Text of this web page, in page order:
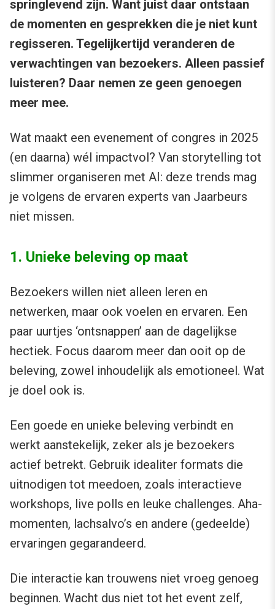
springlevend zijn. Want juist daar ontstaan
de momenten en gesprekken die je niet kunt
regisseren. Tegelijkertijd veranderen de
verwachtingen van bezoekers. Alleen passief
luisteren? Daar nemen ze geen genoegen
meer mee.
Wat maakt een evenement of congres in 2025
(en daarna) wél impactvol? Van storytelling tot
slimmer organiseren met AI: deze trends mag
je volgens de ervaren experts van Jaarbeurs
niet missen.
1. Unieke beleving op maat
Bezoekers willen niet alleen leren en
netwerken, maar ook voelen en ervaren. Een
paar uurtjes ‘ontsnappen’ aan de dagelijkse
hectiek. Focus daarom meer dan ooit op de
beleving, zowel inhoudelijk als emotioneel. Wat
je doel ook is.
Een goede en unieke beleving verbindt en
werkt aanstekelijk, zeker als je bezoekers
actief betrekt. Gebruik idealiter formats die
uitnodigen tot meedoen, zoals interactieve
workshops, live polls en leuke challenges. Aha-
momenten, lachsalvo’s en andere (gedeelde)
ervaringen gegarandeerd.
Die interactie kan trouwens niet vroeg genoeg
beginnen. Wacht dus niet tot het event zelf,